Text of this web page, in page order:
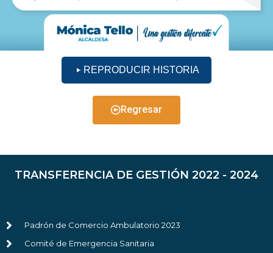
REPRODUCIR HISTORIA
Regresar
TRANSFERENCIA DE GESTIÓN 2022 - 2024
Padrón de Comercio Ambulatorio 2023
Comité de Emergencia Sanitaria